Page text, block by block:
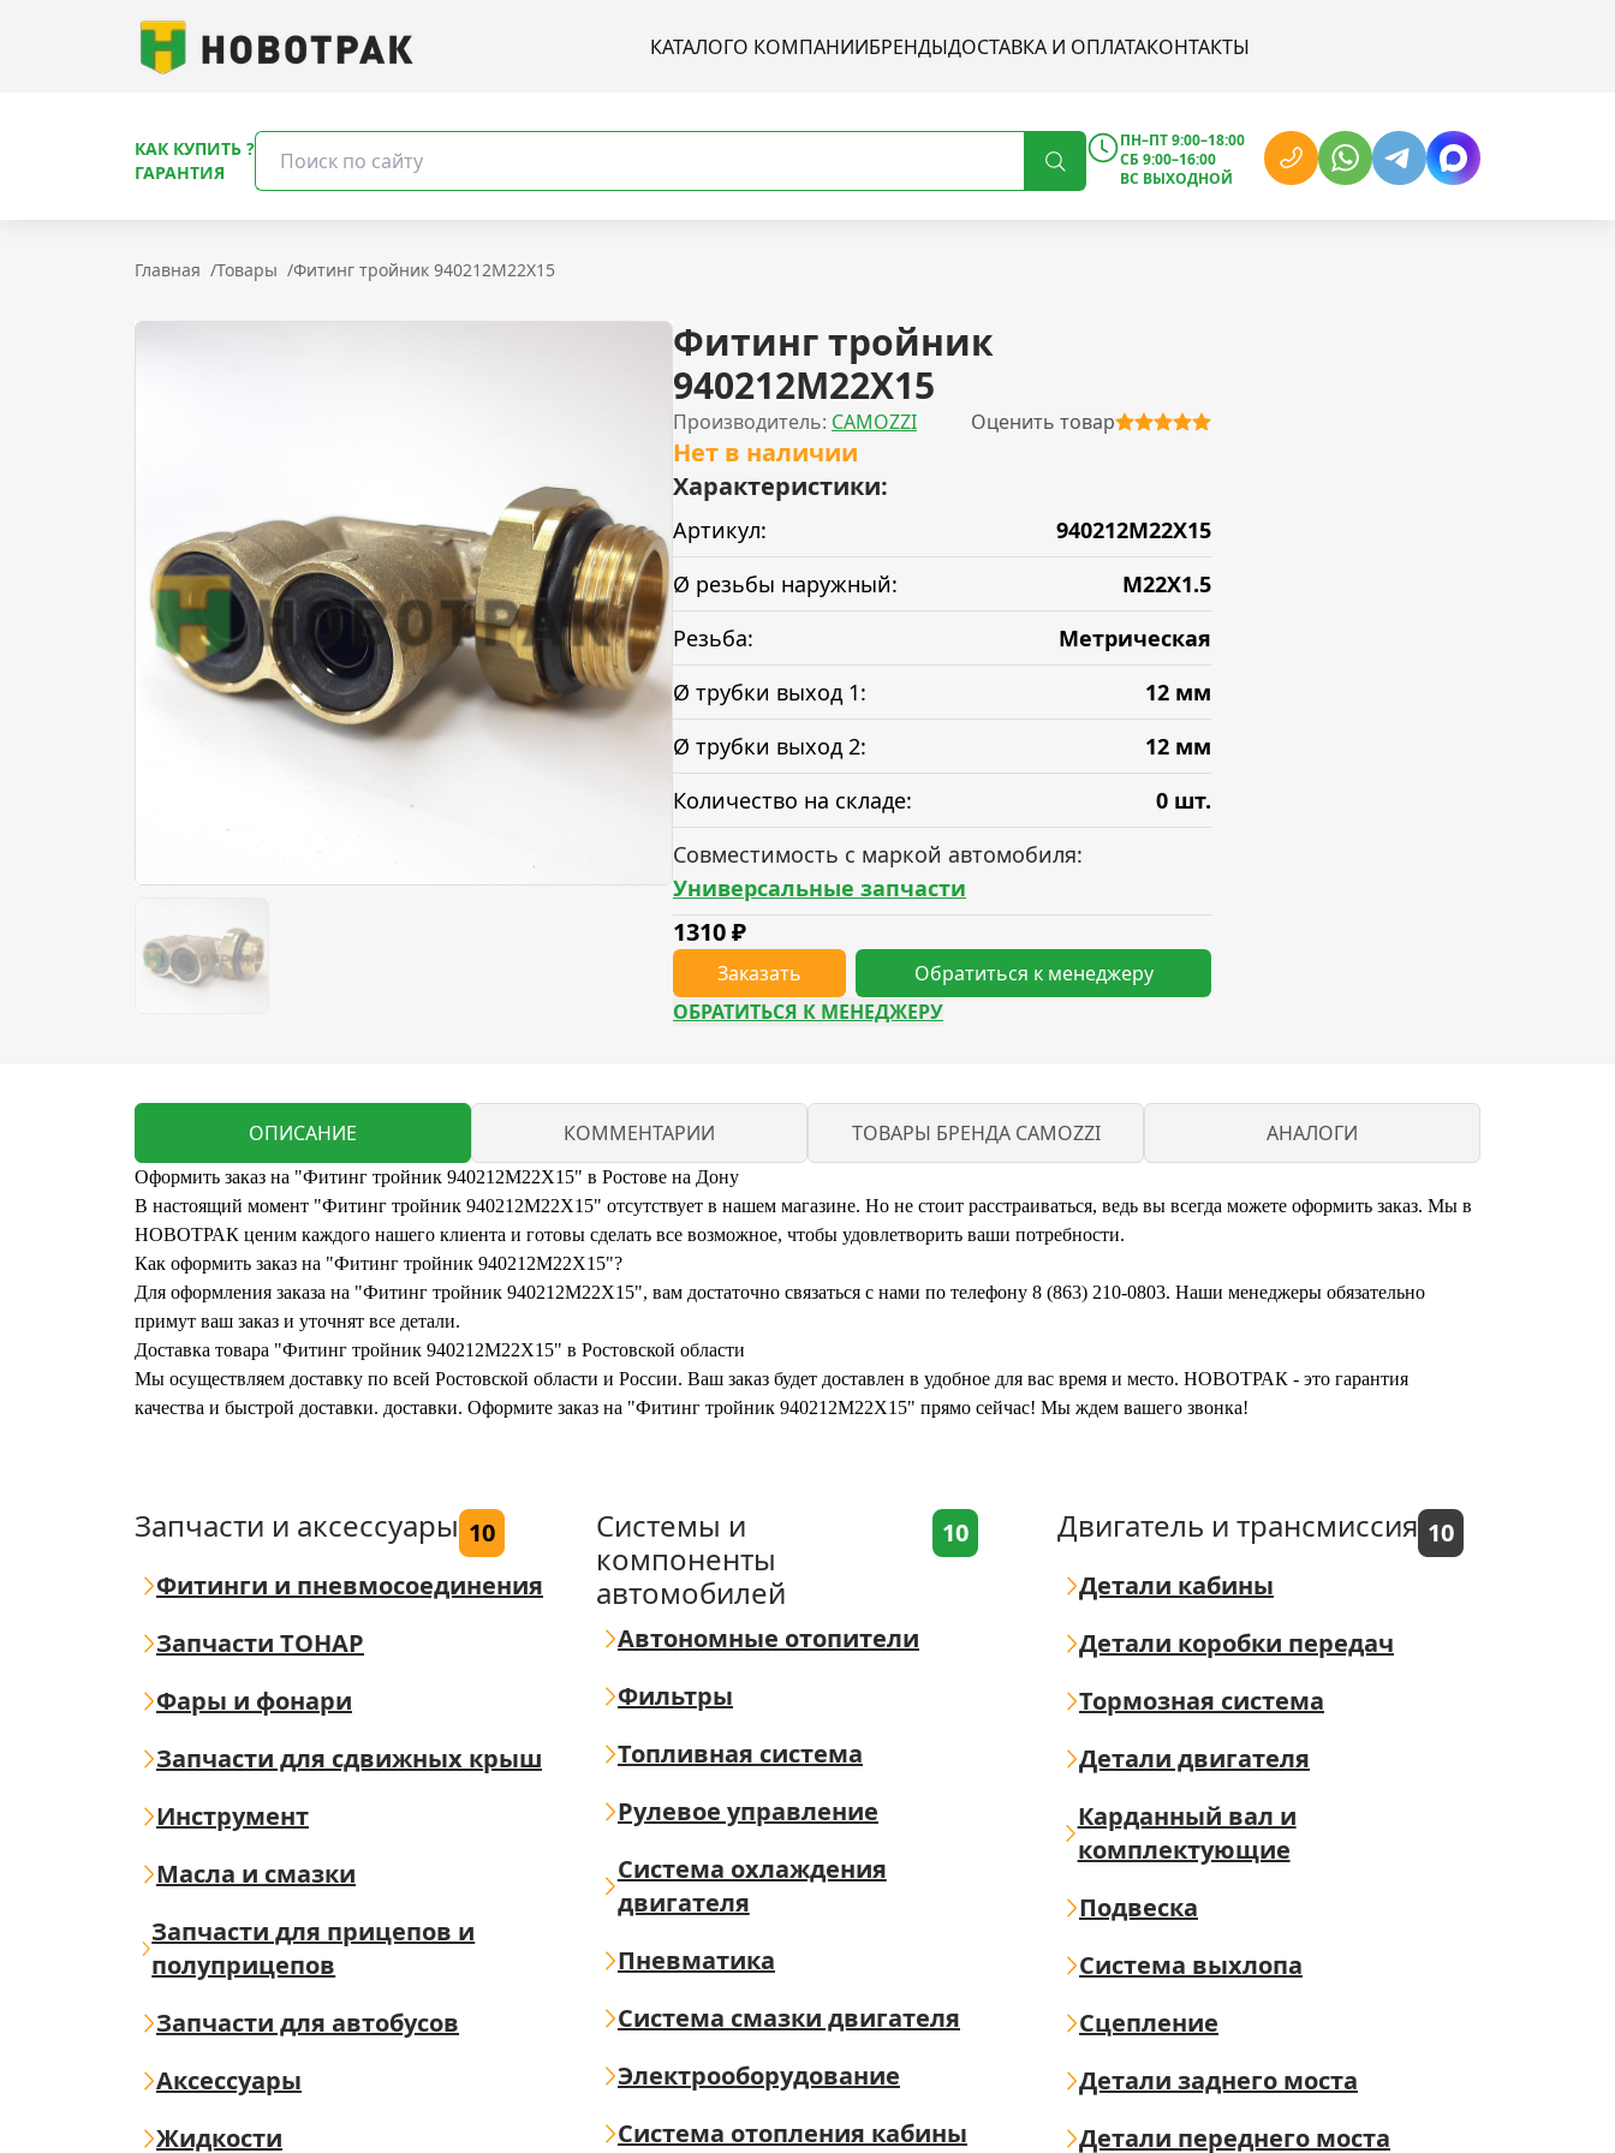
КАТАЛОГО КОМПАНИИБРЕНДЫДОСТАВКА И ОПЛАТАКОНТАКТЫ
КАК КУПИТЬ ?
ГАРАНТИЯ
ПН–ПТ 9:00–18:00
СБ 9:00–16:00
ВС ВЫХОДНОЙ
Главная /Товары /Фитинг тройник 940212M22X15
Фитинг тройник
940212M22X15
Производитель: CAMOZZI Оценить товар
Нет в наличии
Характеристики:
Артикул:
940212M22X15
Ø резьбы наружный:
M22X1.5
Резьба:
Метрическая
Ø трубки выход 1:
12 мм
Ø трубки выход 2:
12 мм
Количество на складе:
0 шт.
Совместимость с маркой автомобиля:
Универсальные запчасти
1310₽
Заказать
Обратиться к менеджеру
ОБРАТИТЬСЯ К МЕНЕДЖЕРУ
ОПИСАНИЕ КОММЕНТАРИИ ТОВАРЫ БРЕНДА CAMOZZI АНАЛОГИ
Оформить заказ на "Фитинг тройник 940212M22X15" в Ростове на Дону
В настоящий момент "Фитинг тройник 940212M22X15" отсутствует в нашем магазине. Но не стоит расстраиваться, ведь вы всегда можете оформить заказ. Мы в
НОВОТРАК ценим каждого нашего клиента и готовы сделать все возможное, чтобы удовлетворить ваши потребности.
Как оформить заказ на "Фитинг тройник 940212M22X15"?
Для оформления заказа на "Фитинг тройник 940212M22X15", вам достаточно связаться с нами по телефону 8 (863) 210-0803. Наши менеджеры обязательно
примут ваш заказ и уточнят все детали.
Доставка товара "Фитинг тройник 940212M22X15" в Ростовской области
Мы осуществляем доставку по всей Ростовской области и России. Ваш заказ будет доставлен в удобное для вас время и место. НОВОТРАК - это гарантия
качества и быстрой доставки. доставки. Оформите заказ на "Фитинг тройник 940212M22X15" прямо сейчас! Мы ждем вашего звонка!
Запчасти и аксессуары 10
Фитинги и пневмосоединения
Запчасти ТОНАР
Фары и фонари
Запчасти для сдвижных крыш
Инструмент
Масла и смазки
Запчасти для прицепов и
полуприцепов
Запчасти для автобусов
Аксессуары
Жидкости
Системы и
компоненты
автомобилей
10
Автономные отопители
Фильтры
Топливная система
Рулевое управление
Система охлаждения
двигателя
Пневматика
Система смазки двигателя
Электрооборудование
Система отопления кабины
Двигатель и трансмиссия 10
Детали кабины
Детали коробки передач
Тормозная система
Детали двигателя
Карданный вал и
комплектующие
Подвеска
Система выхлопа
Сцепление
Детали заднего моста
Детали переднего моста